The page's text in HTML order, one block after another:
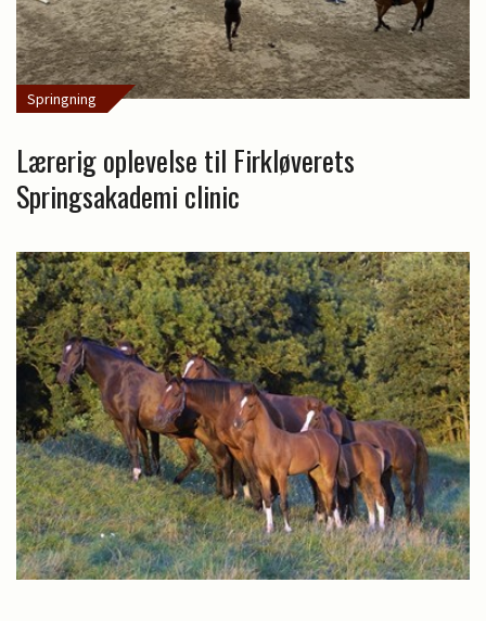
Springning
Lærerig oplevelse til Firkløverets
Springsakademi clinic